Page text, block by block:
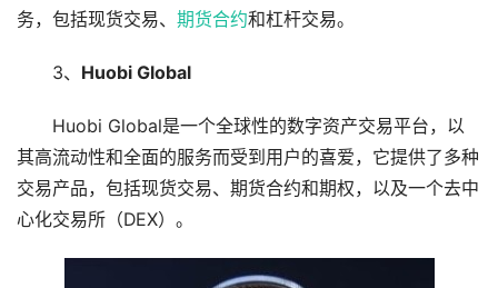
务，包括现货交易、 期货合约和杠杆交易。
3、 Huobi Global
Huobi Global是一个全球性的数字资产交易平台，以
其高流动性和全面的服务而受到用户的喜爱，它提供了多种
交易产品，包括现货交易、期货合约和期权，以及一个去中
心化交易所（DEX）。